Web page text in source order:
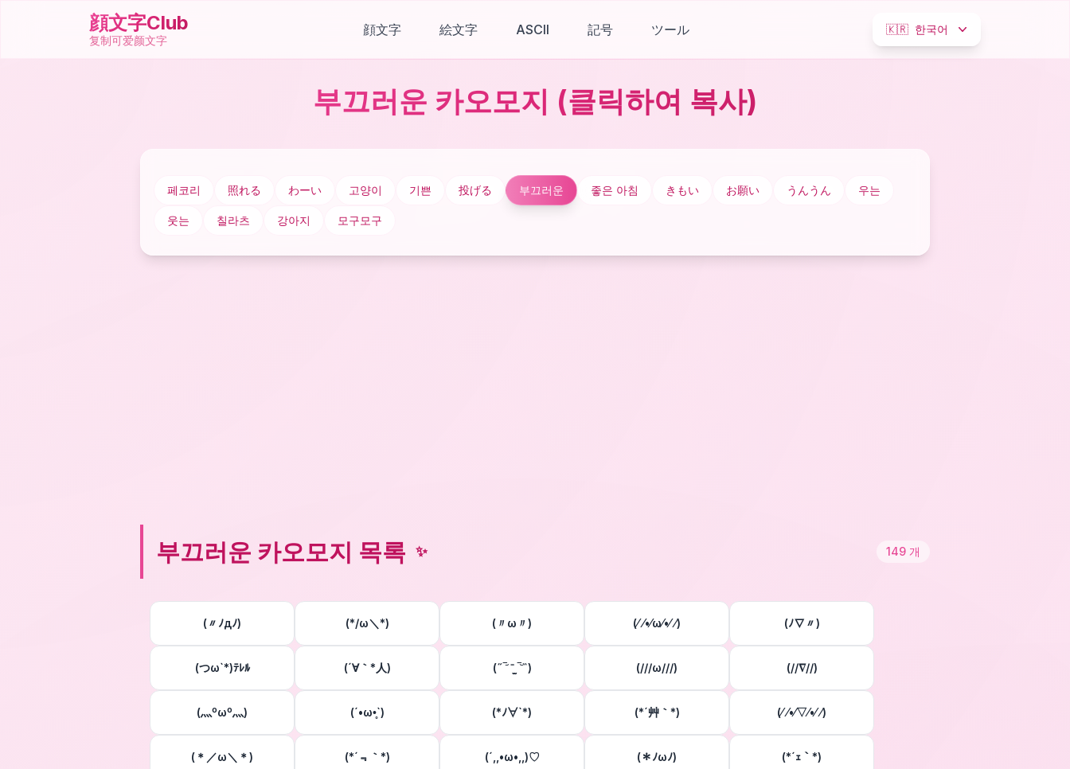
顔文字Club
复制可爱颜文字
顔文字 絵文字 ASCII 記号 ツール 🇰🇷 한국어
부끄러운 카오모지 (클릭하여 복사)
페코리 照れる わーい 고양이 기쁜 投げる 부끄러운 좋은 아침 きもい お願い うんうん 우는
웃는 칠라츠 강아지 모구모구
부끄러운 카오모지 목록 ✨ 149 개
(〃ﾉдﾉ) (*/ω＼*) (〃ω〃) (⁄ ⁄•⁄ω⁄•⁄ ⁄) (ﾉ∇〃)
(つω`*)ﾃﾚﾙ (´∀｀*人) (˶‾᷄ ⁻̫ ‾᷅˵) (///ω///) (//∇//)
(灬ºωº灬) (´•ω•̥`) (*ﾉ∀`*) (*´艸｀*) (⁄ ⁄•⁄▽⁄•⁄ ⁄)
(＊／ω＼＊) (*´﹃｀*) (´,,•ω•,,)♡ (＊ﾉωﾉ) (*´ｪ｀*)